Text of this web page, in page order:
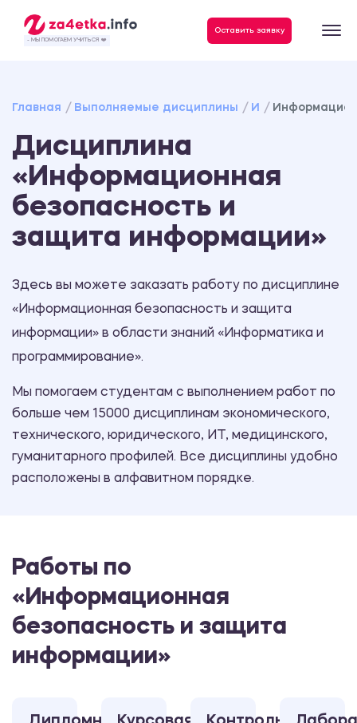
- МЫ ПОМОГАЕМ УЧИТЬСЯ ❤️
Оставить заявку
Главная Выполняемые дисциплины И
Дисциплина
«Информационная
безопасность и
защита информации»
Здесь вы можете заказать работу по дисциплине
«Информационная безопасность и защита
информации» в области знаний «Информатика и
программирование».
Мы помогаем студентам с выполнением работ по
больше чем 15000 дисциплинам экономического,
технического, юридического, ИТ, медицинского,
гуманитарного профилей. Все дисциплины удобно
расположены в алфавитном порядке.
Работы по
«Информационная
безопасность и защита
информации»